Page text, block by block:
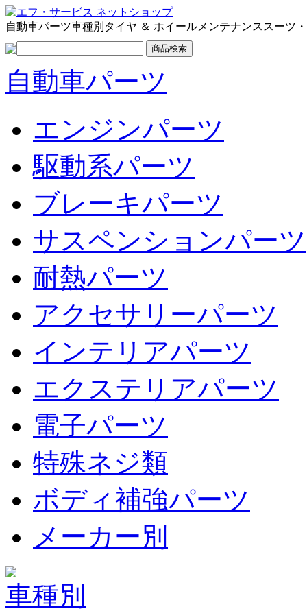
自動車パーツ車種別 タイヤ ＆ ホイール メンテナンス スーツ
自動車パーツ
エンジンパーツ
駆動系パーツ
ブレーキパーツ
サスペンションパーツ
耐熱パーツ
アクセサリーパーツ
インテリアパーツ
エクステリアパーツ
電子パーツ
特殊ネジ類
ボディ補強パーツ
メーカー別
車種別